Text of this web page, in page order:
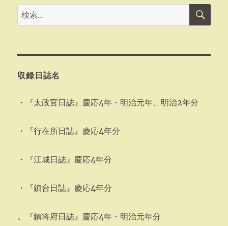
検
索:
検
収録日誌名
・『太政官日誌』慶応4年・明治元年、明治2年分
・『行在所日誌』慶応4年分
・『江城日誌』慶応4年分
・『鎮台日誌』慶応4年分
。『鎮将府日誌』慶応4年・明治元年分